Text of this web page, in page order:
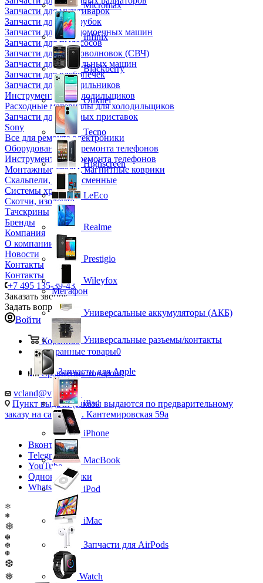
Запчасти для мультиварок
Запчасти для мясорубок
Запчасти для посудомоечных машин
Запчасти для пылесосов
Запчасти для микроволновок (СВЧ)
Запчасти для стиральных машин
Запчасти для хлебопечек
Запчасти для холодильников
Инструмент для холодильщиков
Расходные материалы для холодильщиков
Запчасти для игровых приставок
Sony
Все для ремонта электроники
Оборудование для ремонта телефонов
Инструменты для ремонта телефонов
Монтажные столы, магнитные коврики
Скальпели, лезвия сменные
Системы хранения
Скотчи, изолента
Тачскрины
Бренды
Компания
О компании
Новости
Контакты
Контакты
+7 495 135-39-43
Заказать звонок
Задать вопрос
Войти
Корзина0
Избранные товары0
Сравнение товаров0
vcland@vcland.ru
Пункт выдачи (заказы выдаются по предварительному
заказу на сайте), ул. Кантемировская 59а
Вконтакте
Telegram
YouTube
Одноклассники
WhatsApp
❄
❅
❅
❆
❆
❆
❆
❅
Micromax
Infinix
Blackberry
Oukitel
Tecno
Highscreen
LeEco
Realme
Prestigio
Wileyfox
Мегафон
Универсальные аккумуляторы (АКБ)
Универсальные разъемы/контакты
Запчасти для Apple
iPad
iPhone
MacBook
iPod
iMac
Запчасти для AirPods
Watch